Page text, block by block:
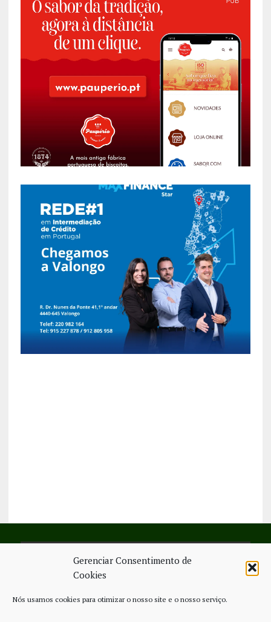
Gerenciar Consentimento de
Cookies
Nós usamos cookies para otimizar o nosso site e o nosso serviço.
SIGA-NOS NO FACEBOOK